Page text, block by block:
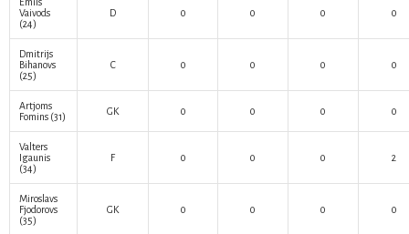
Vaivods
(24)
D 0 0 0 0
Dmitrijs
Bihanovs
(25)
C 0 0 0 0
Artjoms
Fomins (31) GK 0 0 0 0
Valters
Igaunis
(34)
F 0 0 0 2
Miroslavs
Fjodorovs
(35)
GK 0 0 0 0